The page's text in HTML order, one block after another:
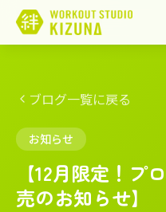
ブログ一覧に戻る
お知らせ
【12月限定！プ
売のお知らせ】